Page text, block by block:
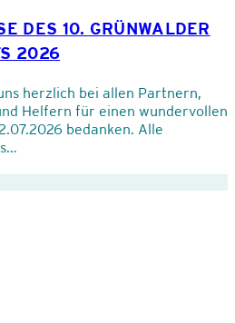
DES 10. GRÜNWALDER
2026
herzlich bei allen Partnern,
Helfern für einen wundervollen
bedanken. Alle